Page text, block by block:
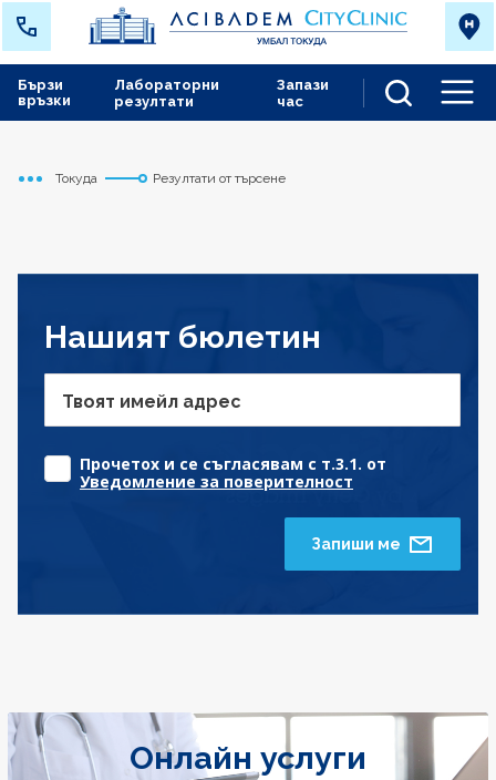
Лабораторни
резултати
Запази
час
Бързи
връзки
Начало
Токуда Резултати от търсене
Нашият бюлетин
Твоят имейл адрес
Прочетох и се съгласявам с т.3.1. от
Уведомление за поверителност
Запиши ме
Онлайн услуги